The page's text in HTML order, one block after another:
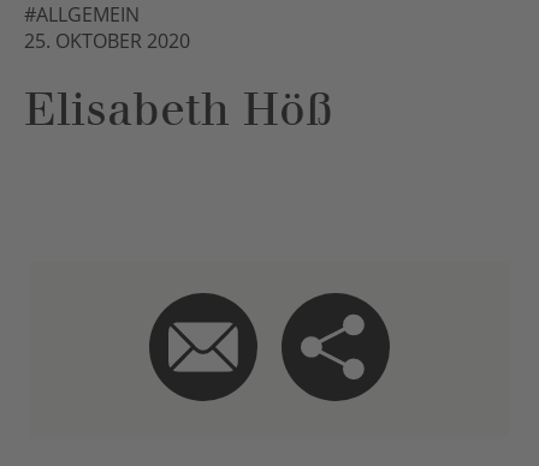
#ALLGEMEIN
25. OKTOBER 2020
Elisabeth Höß